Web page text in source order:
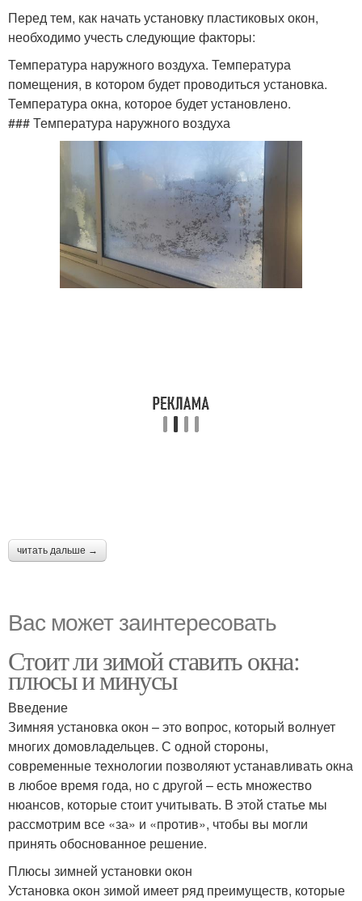
Перед тем, как начать установку пластиковых окон,
необходимо учесть следующие факторы:
Температура наружного воздуха. Температура
помещения, в котором будет проводиться установка.
Температура окна, которое будет установлено.
### Температура наружного воздуха
читать дальше →
Вас может заинтересовать
Стоит ли зимой ставить окна:
плюсы и минусы
Введение
Зимняя установка окон – это вопрос, который волнует
многих домовладельцев. С одной стороны,
современные технологии позволяют устанавливать окна
в любое время года, но с другой – есть множество
нюансов, которые стоит учитывать. В этой статье мы
рассмотрим все «за» и «против», чтобы вы могли
принять обоснованное решение.
Плюсы зимней установки окон
Установка окон зимой имеет ряд преимуществ, которые